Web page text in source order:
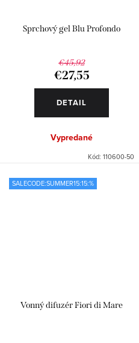
Sprchový gel Blu Profondo
€45,92
€27,55
DETAIL
Vypredané
Kód: 110600-50
SALECODE:SUMMER15:15:%
Vonný difuzér Fiori di Mare